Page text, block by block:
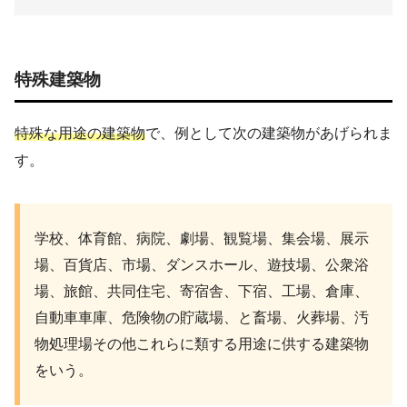
特殊建築物
特殊な用途の建築物で、例として次の建築物があげられま
す。
学校、体育館、病院、劇場、観覧場、集会場、展示
場、百貨店、市場、ダンスホール、遊技場、公衆浴
場、旅館、共同住宅、寄宿舎、下宿、工場、倉庫、
自動車車庫、危険物の貯蔵場、と畜場、火葬場、汚
物処理場その他これらに類する用途に供する建築物
をいう。